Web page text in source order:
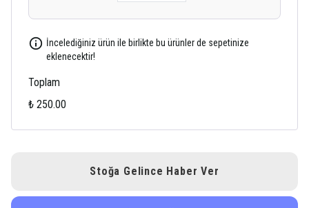
İncelediğiniz ürün ile birlikte bu ürünler de sepetinize
eklenecektir!
Toplam
₺ 250.00
Stoğa Gelince Haber Ver